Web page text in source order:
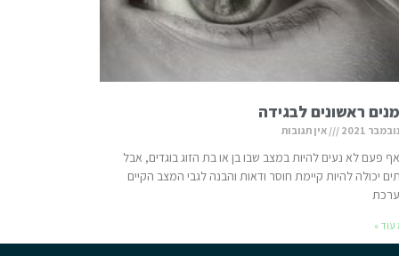
ראשונים לבגידה
אין תגובות
פעם לא נעים להיות במצב שבו בן או בת הזוג בוגדים, אבל
יכולה להיות קיימת חוסר ודאות והבנה לגבי המצב הקיים
»